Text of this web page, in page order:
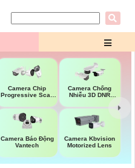
Camera Chip
Progressive Scan
Camera Chống
Nhiễu 3D DNR
Camera Báo Động
Vantech
Camera Kbvision
Motorized Lens